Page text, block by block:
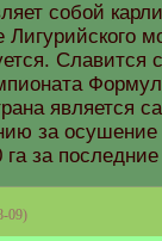
собой
Лигурийского
Славится
является
за
за последние
09)